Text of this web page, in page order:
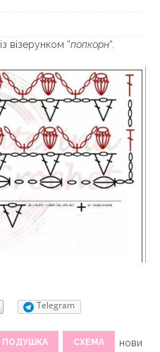
із візерунком “попкорн“.
Telegram
ПОДУШКА СХЕМА нови